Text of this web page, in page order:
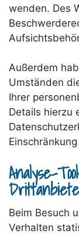
wenden. Des
Außerdem
Umständen
Ihrer
Details hierzu
Analyse-
Beim Besuch
Verhalten